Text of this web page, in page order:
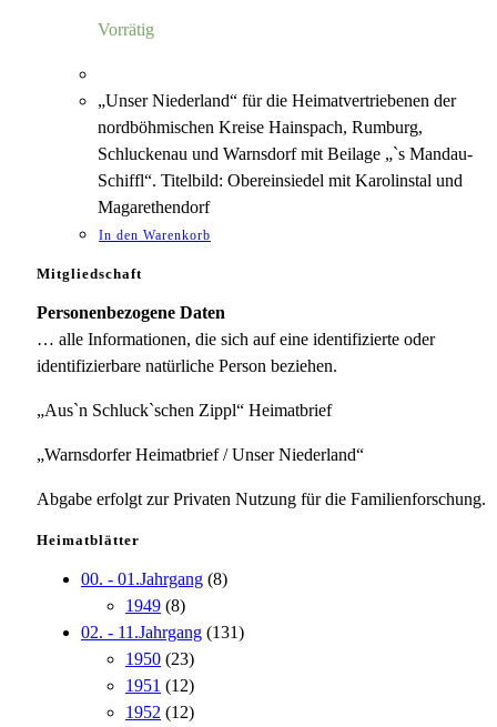
Vorrätig
„Unser Niederland“ für die Heimatvertriebenen der
nordböhmischen Kreise Hainspach, Rumburg,
Schluckenau und Warnsdorf mit Beilage „`s Mandau-
Schiffl“. Titelbild: Obereinsiedel mit Karolinstal und
Magarethendorf
In den Warenkorb
Mitgliedschaft
Personenbezogene Daten
… alle Informationen, die sich auf eine identifizierte oder
identifizierbare natürliche Person beziehen.
„Aus`n Schluck`schen Zippl“ Heimatbrief
„Warnsdorfer Heimatbrief / Unser Niederland“
Abgabe erfolgt zur Privaten Nutzung für die Familienforschung.
Heimatblätter
00. - 01.Jahrgang (8)
1949 (8)
02. - 11.Jahrgang (131)
1950 (23)
1951 (12)
1952 (12)